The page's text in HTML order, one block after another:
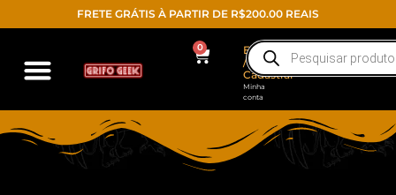
FRETE GRÁTIS À PARTIR DE R$200.00 REAIS
0
Entrar
/
Cadastrar
Minha
conta